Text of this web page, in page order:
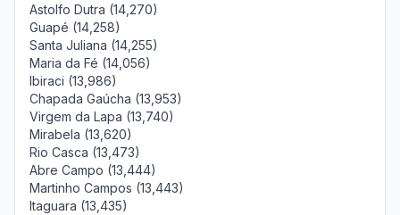
Astolfo Dutra (14,270)
Guapé (14,258)
Santa Juliana (14,255)
Maria da Fé (14,056)
Ibiraci (13,986)
Chapada Gaúcha (13,953)
Virgem da Lapa (13,740)
Mirabela (13,620)
Rio Casca (13,473)
Abre Campo (13,444)
Martinho Campos (13,443)
Itaguara (13,435)